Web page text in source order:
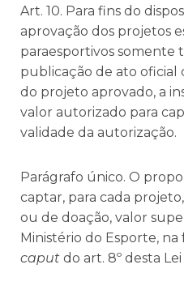
Art. 10. Para fins do
aprovação dos projetos
paraesportivos somente
publicação de ato
do projeto aprovado, a
valor autorizado para
validade da autorização.
Parágrafo único. O
captar, para cada
ou de doação, valor
Ministério do Esporte, na
caput do art. 8º desta